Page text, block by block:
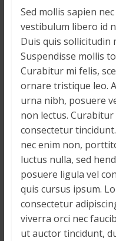
Sed mollis sapien
vestibulum libero id
Duis quis sollicitudin
Suspendisse mollis
Curabitur mi felis,
ornare tristique leo.
urna nibh, posuere
non lectus.
consectetur
nec enim non,
luctus nulla, sed
posuere ligula vel
quis cursus ipsum.
consectetur
viverra orci nec
ut auctor tincidunt,